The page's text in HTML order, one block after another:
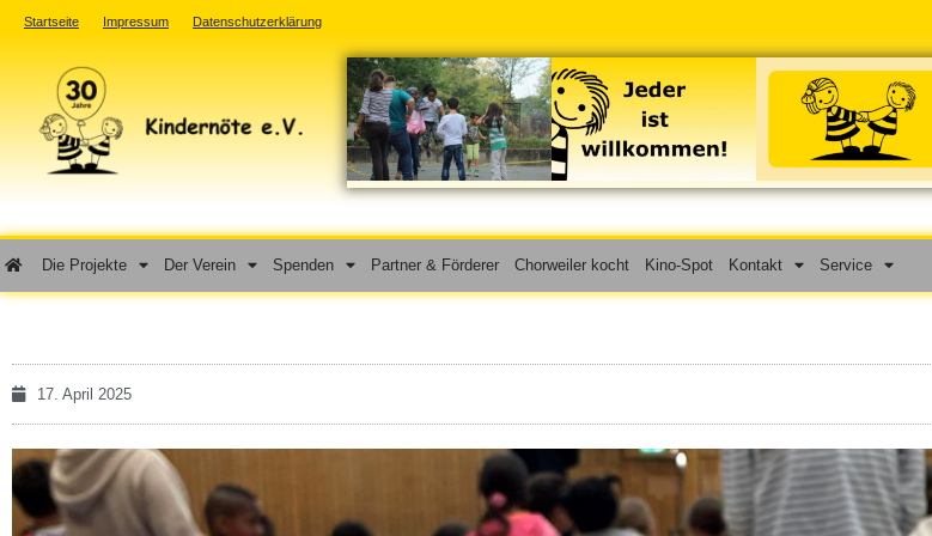
Startseite Impressum Datenschutzerklärung
Die Projekte Der Verein Spenden Partner & Förderer Chorweiler kocht Kino-Spot Kontakt Service
17. April 2025